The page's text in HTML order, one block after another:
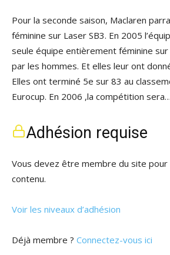
Pour la seconde saison, Maclaren
féminine sur Laser SB3. En 2005
seule équipe entièrement féminine sur
par les hommes. Et elles leur ont
Elles ont terminé 5e sur 83 au
Eurocup. En 2006 ,la compétition sera…
Adhésion requise
Vous devez être membre du site pour
contenu.
Voir les niveaux d’adhésion
Déjà membre ? Connectez-vous ici